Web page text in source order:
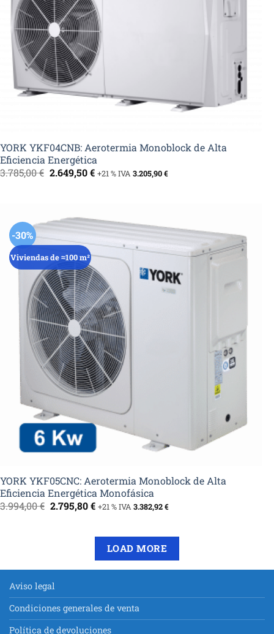
YORK YKF04CNB: Aerotermia Monoblock de Alta
Eficiencia Energética
3.785,00€ El
precio
2.649,50€El
+21 % IVA 3.205,90€
-30%
Viviendas de ≈100 m²
YORK YKF05CNC: Aerotermia Monoblock de Alta
Eficiencia Energética Monofásica
3.994,00€ El
precio
2.795,80€El
es:
2.795,80 €.
+21 % IVA 3.382,92€
LOAD MORE
Aviso legal
Condiciones generales de venta
Política de devoluciones